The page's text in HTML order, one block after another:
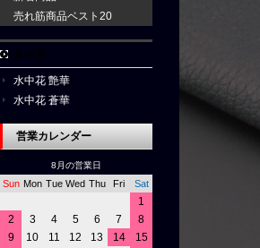
売れ筋商品ベスト20
水中花 艶華
水中花 蒼華
営業カレンダー
8月の営業日
Sun Mon Tue Wed Thu Fri Sat
1
2
3 4 5 6 7
8
9
10 11 12 13 14
15